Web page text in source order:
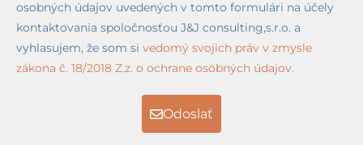
osobných údajov uvedených v tomto formulári na účely
kontaktovania spoločnosťou J&J consulting,s.r.o. a
vyhlasujem, že som si vedomý svojich práv v zmysle
zákona č. 18/2018 Z.z. o ochrane osobných údajov.
Odoslať